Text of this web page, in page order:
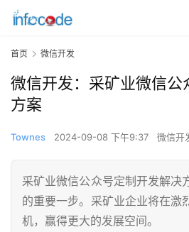
首页 微信开发
微信开发：采矿业微信公
方案
Townes 2024-09-08 下午9:37 微信开
采矿业微信公众号定制开发解决
的重要一步。采矿业企业将在激
机，赢得更大的发展空间。